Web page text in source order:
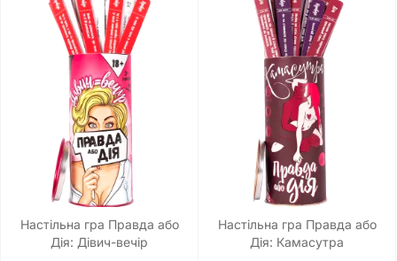
Настільна гра Правда або
Дія: Дівич-вечір
Настільна гра Правда або
Дія: Камасутра